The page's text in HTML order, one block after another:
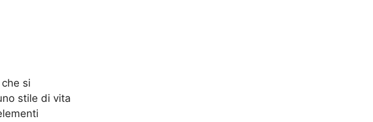
si
stile di vita